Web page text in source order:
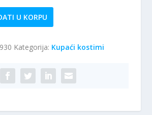
U KORPU
Kategorija: Kupaći kostimi